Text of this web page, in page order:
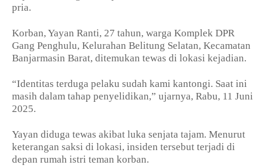
pria.
Korban, Yayan Ranti, 27 tahun, warga Komplek DPR
Gang Penghulu, Kelurahan Belitung Selatan, Kecamatan
Banjarmasin Barat, ditemukan tewas di lokasi kejadian.
“Identitas terduga pelaku sudah kami kantongi. Saat ini
masih dalam tahap penyelidikan,” ujarnya, Rabu, 11 Juni
2025.
Yayan diduga tewas akibat luka senjata tajam. Menurut
keterangan saksi di lokasi, insiden tersebut terjadi di
depan rumah istri teman korban.